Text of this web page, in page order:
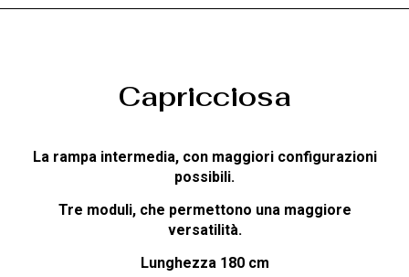
Capricciosa
La rampa intermedia, con maggiori configurazioni
possibili.
Tre moduli, che permettono una maggiore
versatilità.
Lunghezza 180 cm